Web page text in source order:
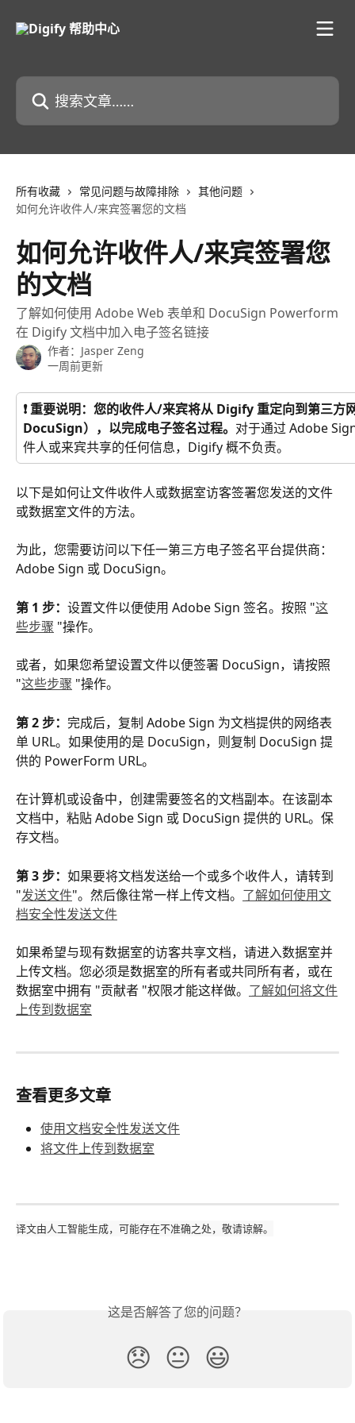
搜索文章……
所有收藏 常见问题与故障排除
其他问题
如何允许收件人/来宾签署您的文档
如何允许收件人/来宾签署您
的文档
了解如何使用 Adobe Web 表单和 DocuSign Powerform
在 Digify 文档中加入电子签名链接
作者： Jasper Zeng
一周前更新
❗ 重要说明：您的收件人/来宾将从 Digify 重定向到第三
DocuSign），以完成电子签名过程。 对于通过 Adobe
件人或来宾共享的任何信息，Digify 概不负责。
以下是如何让文件收件人或数据室访客签署您发送的文件
或数据室文件的方法。
为此，您需要访问以下任一第三方电子签名平台提供商：
Adobe Sign 或 DocuSign。
第 1 步： 设置文件以便使用 Adobe Sign 签名。按照 "这
些步骤 "操作。
或者，如果您希望设置文件以便签署 DocuSign，请按照
"这些步骤 "操作。
第 2 步： 完成后，复制 Adobe Sign 为文档提供的网络表
单 URL。如果使用的是 DocuSign，则复制 DocuSign 提
供的 PowerForm URL。
在计算机或设备中，创建需要签名的文档副本。在该副本
文档中，粘贴 Adobe Sign 或 DocuSign 提供的 URL。保
存文档。
第 3 步： 如果要将文档发送给一个或多个收件人，请转到
"发送文件"。然后像往常一样上传文档。 了解如何使用文
档安全性发送文件
如果希望与现有数据室的访客共享文档，请进入数据室并
上传文档。您必须是数据室的所有者或共同所有者，或在
数据室中拥有 "贡献者 "权限才能这样做。 了解如何将文件
上传到数据室
查看更多文章
使用文档安全性发送文件
将文件上传到数据室
译文由人工智能生成，可能存在不准确之处，敬请谅解。
这是否解答了您的问题？
😞 😐 😃